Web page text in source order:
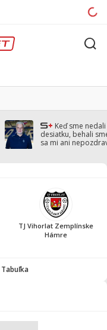
Keď sme
desiatku, behali
sa mi ani
TJ Vihorlat Zemplínske
Hámre
Tabuľka